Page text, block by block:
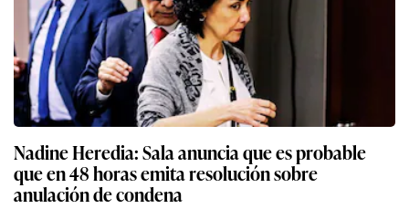
Nadine Heredia: Sala anuncia que es probable
que en 48 horas emita resolución sobre
anulación de condena